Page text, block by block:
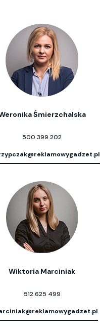
Śmierzchalska
500 399 202
Wiktoria Marciniak
512 625 499